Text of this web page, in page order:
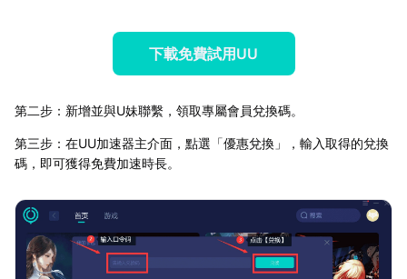
下載免費試用UU
第二步：新增並與U妹聯繫，領取專屬會員兌換碼。
第三步：在UU加速器主介面，點選「優惠兌換」，輸入取得的兌換
碼，即可獲得免費加速時長。